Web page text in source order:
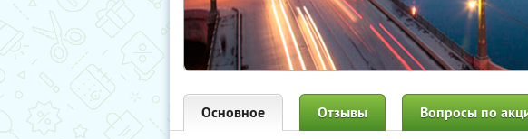
Основное Отзывы Вопросы по